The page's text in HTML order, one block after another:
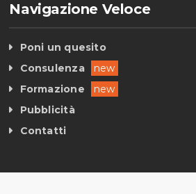
Navigazione Veloce
Poni un quesito
Consulenza
new
Formazione
new
Pubblicità
Contatti